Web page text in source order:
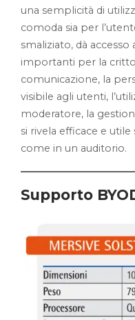
una semplicità di
comoda sia per
smaliziato, dà
importanti per la
comunicazione, la
visibile agli utenti,
moderatore, la
si rivela efficace e utile
come in un auditorio.
Supporto